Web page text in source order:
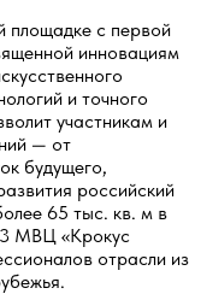
площадке с первой
инновациям
и точного
участникам и
— от
будущего,
российский
65 тыс. кв. м в
3 МВЦ «Крокус
отрасли из